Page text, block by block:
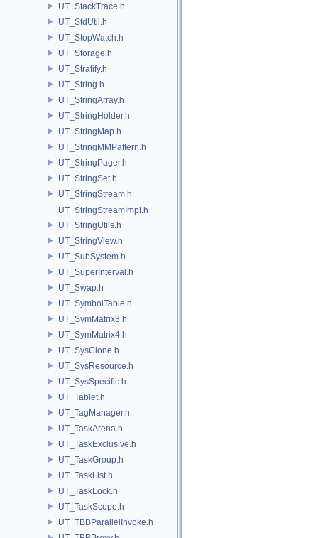
UT_StackTrace.h
UT_StdUtil.h
UT_StopWatch.h
UT_Storage.h
UT_Stratify.h
UT_String.h
UT_StringArray.h
UT_StringHolder.h
UT_StringMap.h
UT_StringMMPattern.h
UT_StringPager.h
UT_StringSet.h
UT_StringStream.h
UT_StringStreamImpl.h
UT_StringUtils.h
UT_StringView.h
UT_SubSystem.h
UT_SuperInterval.h
UT_Swap.h
UT_SymbolTable.h
UT_SymMatrix3.h
UT_SymMatrix4.h
UT_SysClone.h
UT_SysResource.h
UT_SysSpecific.h
UT_Tablet.h
UT_TagManager.h
UT_TaskArena.h
UT_TaskExclusive.h
UT_TaskGroup.h
UT_TaskList.h
UT_TaskLock.h
UT_TaskScope.h
UT_TBBParallelInvoke.h